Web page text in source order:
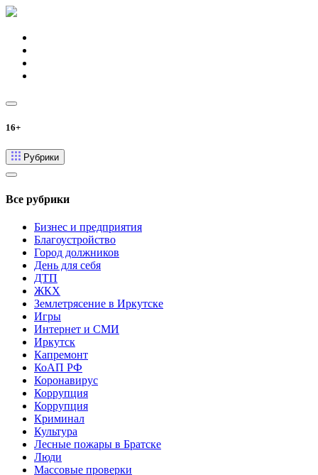
16+
Рубрики
Все рубрики
Бизнес и предприятия
Благоустройство
Город должников
День для себя
ДТП
ЖКХ
Землетрясение в Иркутске
Игры
Интернет и СМИ
Иркутск
Капремонт
КоАП РФ
Коронавирус
Коррупция
Коррупция
Криминал
Культура
Лесные пожары в Братске
Люди
Массовые проверки